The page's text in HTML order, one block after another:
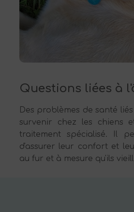
Questions liées à
Des problèmes de santé
survenir chez les chiens
traitement spécialisé. Il
d'assurer leur confort et
au fur et à mesure qu'ils